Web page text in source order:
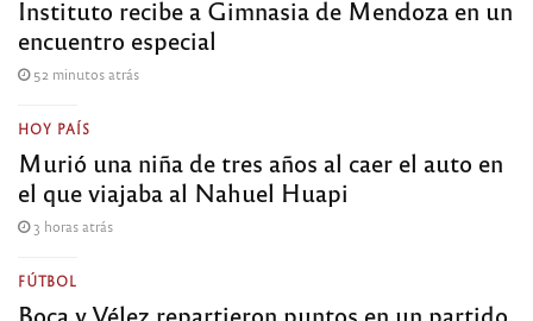
Instituto recibe a Gimnasia de Mendoza en un
encuentro especial
52 minutos atrás
HOY PAÍS
Murió una niña de tres años al caer el auto en
el que viajaba al Nahuel Huapi
3 horas atrás
FÚTBOL
Boca y Vélez repartieron puntos en un partido